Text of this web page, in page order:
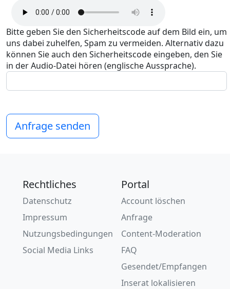
Bitte geben Sie den Sicherheitscode auf dem Bild ein, um
uns dabei zuhelfen, Spam zu vermeiden. Alternativ dazu
können Sie auch den Sicherheitscode eingeben, den Sie
in der Audio-Datei hören (englische Aussprache).
Anfrage senden
Rechtliches
Datenschutz
Impressum
Nutzungsbedingungen
Social Media Links
Portal
Account löschen
Anfrage
Content-Moderation
FAQ
Gesendet/Empfangen
Inserat lokalisieren